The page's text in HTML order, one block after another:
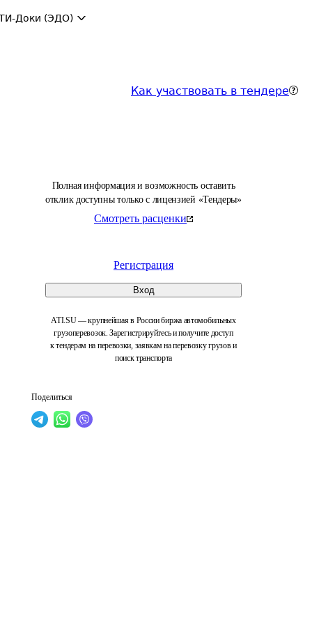
Доки (ЭДО)
Как участвовать в тендере
Полная информация и возможность оставить
отклик доступны только с лицензией «Тендеры»
Смотреть расценки
Регистрация
Вход
ATI.SU — крупнейшая в России биржа автомобильных
грузоперевозок. Зарегистрируйтесь и получите доступ
к тендерам на перевозки, заявкам на перевозку грузов и
поиск транспорта
Поделиться